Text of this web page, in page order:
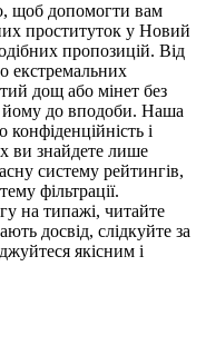
щоб допомогти вам
проституток у Новий
пропозицій. Від
екстремальних
дощ або мінет без
йому до вподоби. Наша
і
ви знайдете лише
систему рейтингів,
фільтрації.
на типажі, читайте
досвід, слідкуйте за
якісним і